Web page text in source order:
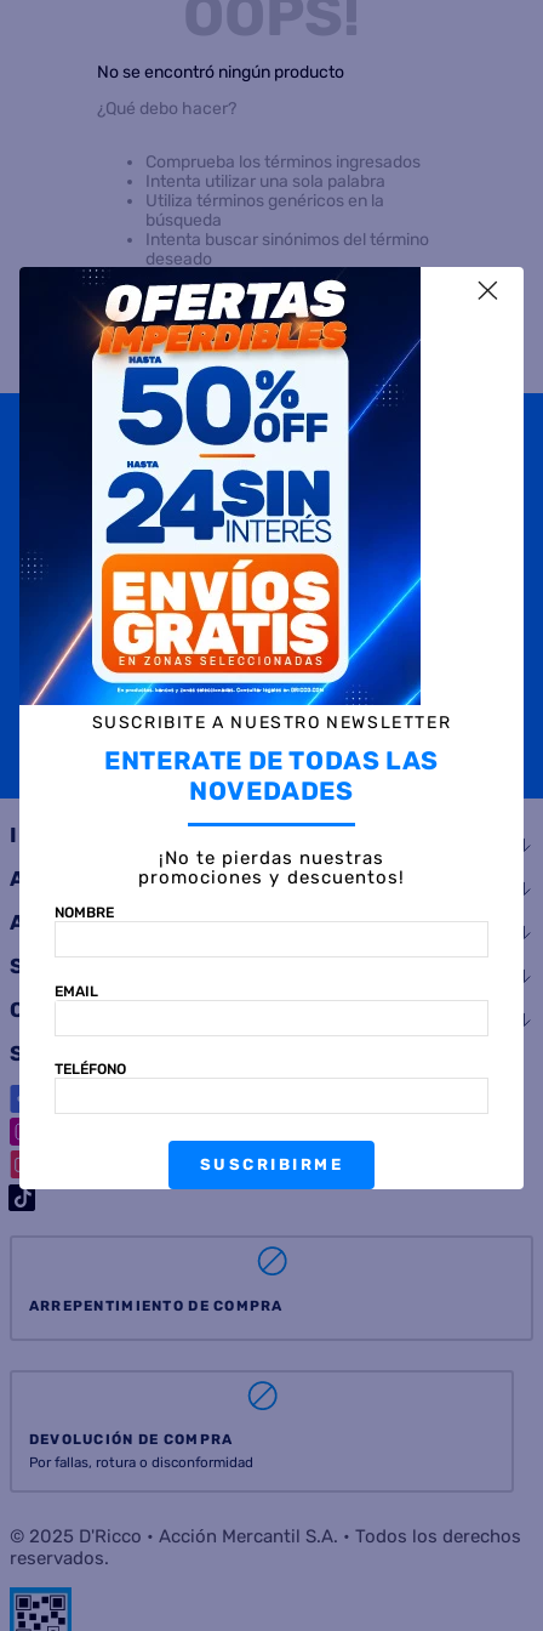
OOPS!
No se encontró ningún producto
¿Qué debo hacer?
Comprueba los términos ingresados
Intenta utilizar una sola palabra
Utiliza términos genéricos en la
búsqueda
Intenta buscar sinónimos del término
deseado
Suscribite anuestras novedades
OBTENÉ 5% DE DESCUENTO EN TU PRIMERA COMPRA
¡Con tu suscripción enterate de todas las mejores
promociones y ofertas en D'RICCO.COM!
TELÉFONO
SUSCRIBIRME
INSTITUCIONAL
AYUDA
ATENCIÓN AL CLIENTE
SERVICIOS
CONSUMIDOR
SEGUINOS
ARREPENTIMIENTO DE COMPRA
DEVOLUCIÓN DE COMPRA
Por fallas, rotura o disconformidad
© 2025 D'Ricco • Acción Mercantil S.A. • Todos los derechos
reservados.
X
SUSCRIBITE A NUESTRO NEWSLETTER
ENTERATE DE TODAS LAS
NOVEDADES
¡No te pierdas nuestras
promociones y descuentos!
NOMBRE
EMAIL
TELÉFONO
SUSCRIBIRME
9.